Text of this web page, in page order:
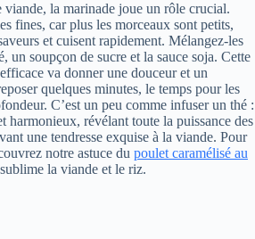
viande, la marinade joue un rôle crucial.
fines, car plus les morceaux sont petits,
et cuisent rapidement. Mélangez-les
un soupçon de sucre et la sauce soja. Cette
va donner une douceur et un
quelques minutes, le temps pour les
C’est un peu comme infuser un thé :
harmonieux, révélant toute la puissance des
une tendresse exquise à la viande. Pour
notre astuce du poulet caramélisé au
la viande et le riz.